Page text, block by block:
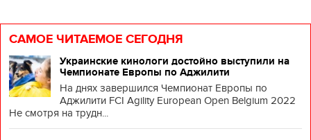
САМОЕ ЧИТАЕМОЕ СЕГОДНЯ
Украинские кинологи достойно выступили на
Чемпионате Европы по Аджилити
На днях завершился Чемпионат Европы по
Аджилити FCI Agility European Open Belgium 2022
Не смотря на трудн...